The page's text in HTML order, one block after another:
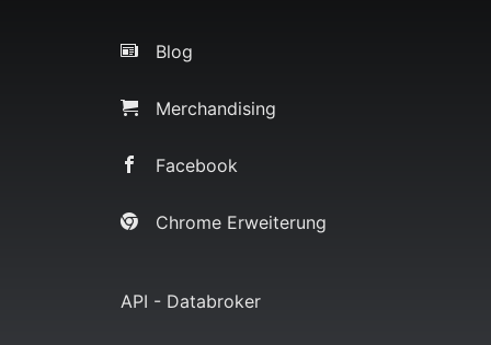
Blog
Merchandising
Facebook
Chrome Erweiterung
API - Databroker